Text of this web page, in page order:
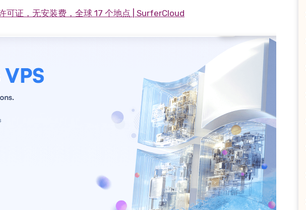
可证，无安装费，全球 17 个地点 | SurferCloud